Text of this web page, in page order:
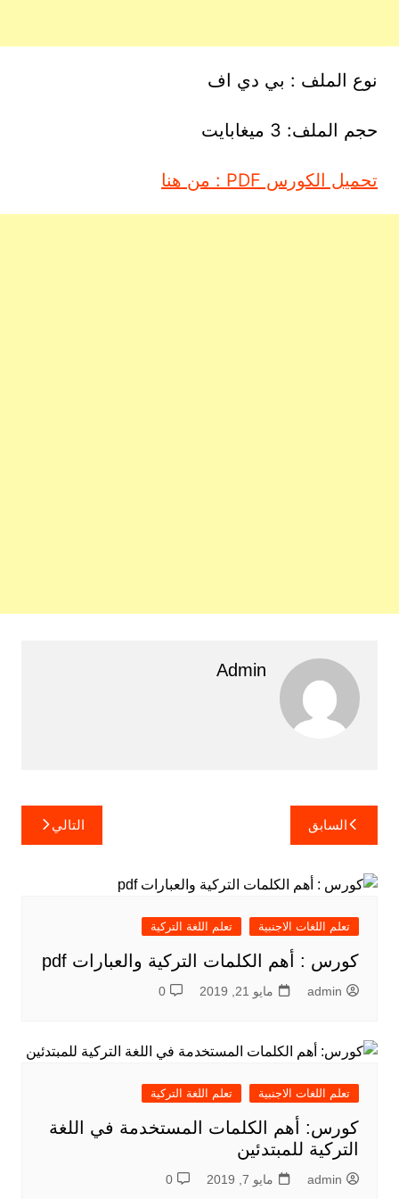
نوع الملف : بي دي اف
حجم الملف: 3 ميغابايت
تحميل الكورس PDF : من هنا
Admin
تصفّح
المقالات
السابق التالي
تعلم اللغات الاجنبية تعلم اللغة التركية
كورس : أهم الكلمات التركية والعبارات pdf
admin مايو 21, 2019 0
تعلم اللغات الاجنبية تعلم اللغة التركية
كورس: أهم الكلمات المستخدمة في اللغة
التركية للمبتدئين
admin مايو 7, 2019 0